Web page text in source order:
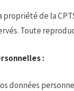
propriété de la
Toute
:
données